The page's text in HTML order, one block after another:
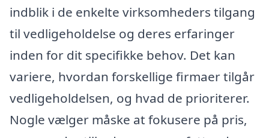
indblik i de enkelte virksomheders tilgang
til vedligeholdelse og deres erfaringer
inden for dit specifikke behov. Det kan
variere, hvordan forskellige firmaer tilgår
vedligeholdelsen, og hvad de prioriterer.
Nogle vælger måske at fokusere på pris,